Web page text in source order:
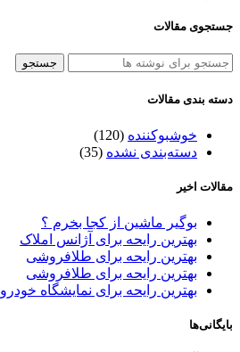
جستجوی مقالات
جستجو
دسته بندی مقالات
خوشبوکننده (120)
دسته‌بندی نشده (35)
مقالات اخیر
بوگیر ماشین از کجا بخرم ؟
بهترین رایحه برای آژانس املاک
بهترین رایحه برای طلافروشی
بهترین رایحه برای طلافروشی
بهترین رایحه برای نمایشگاه خودرو
بایگانی‌ها